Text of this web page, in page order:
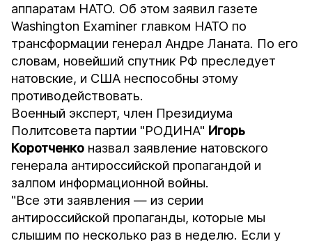
аппаратам НАТО. Об этом заявил газете
Washington Examiner главком НАТО по
трансформации генерал Андре Ланата. По его
словам, новейший спутник РФ преследует
натовские, и США неспособны этому
противодействовать.
Военный эксперт, член Президиума
Политсовета партии "РОДИНА" Игорь
Коротченко назвал заявление натовского
генерала антироссийской пропагандой и
залпом информационной войны.
"Все эти заявления — из серии
антироссийской пропаганды, которые мы
слышим по несколько раз в неделю. Если у